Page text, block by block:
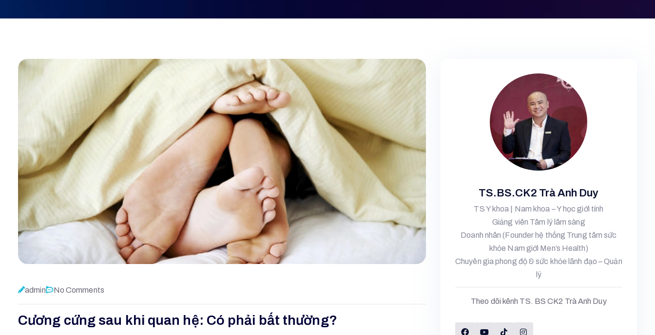
admin No Comments
Cương cứng sau khi quan hệ: Có phải bất thường?
TS.BS.CK2 Trà Anh Duy
TS Y khoa | Nam khoa – Y học giới tính
Giảng viên Tâm lý lâm sàng
Doanh nhân (Founder hệ thống Trung tâm sức
khỏe Nam giới Men’s Health)
Chuyên gia phong độ & sức khỏe lãnh đạo – Quản
lý
Theo dõi kênh TS. BS CK2 Trà Anh Duy